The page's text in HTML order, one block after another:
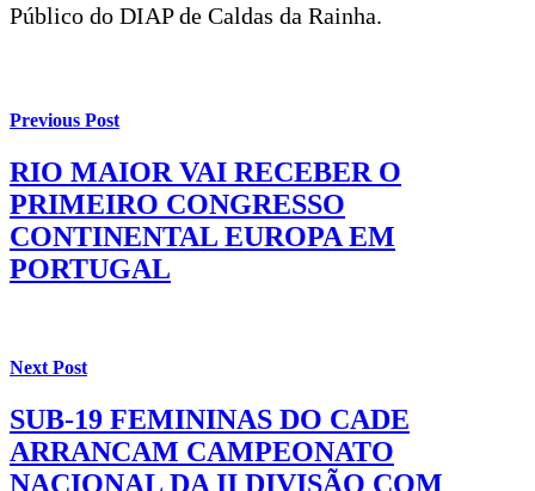
Público do DIAP de Caldas da Rainha.
Previous Post
RIO MAIOR VAI RECEBER O
PRIMEIRO CONGRESSO
CONTINENTAL EUROPA EM
PORTUGAL
Next Post
SUB-19 FEMININAS DO CADE
ARRANCAM CAMPEONATO
NACIONAL DA II DIVISÃO COM